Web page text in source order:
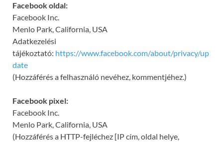
Facebook oldal:
Facebook Inc.
Menlo Park, California, USA
Adatkezelési
tájékoztató: https://www.facebook.com/about/privacy/up
date
(Hozzáférés a felhasználó nevéhez, kommentjéhez.)
Facebook pixel:
Facebook Inc.
Menlo Park, California, USA
(Hozzáférés a HTTP-fejléchez [IP cím, oldal helye,